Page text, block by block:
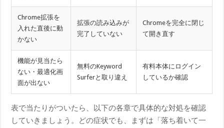
Chrome拡張を
入れた直後に動
かない
拡張の読み込みが
完了していない
Chromeを完全に閉じ
て開き直す
機能が見当たら
ない・最適化画
面が出ない
無料のKeyword
Surferと取り違え
有料本体にログイン
しているか確認
表で当たりがついたら、以下の各章で具体的な対処を確認
していきましょう。どの症状でも、まずは「落ち着いて一